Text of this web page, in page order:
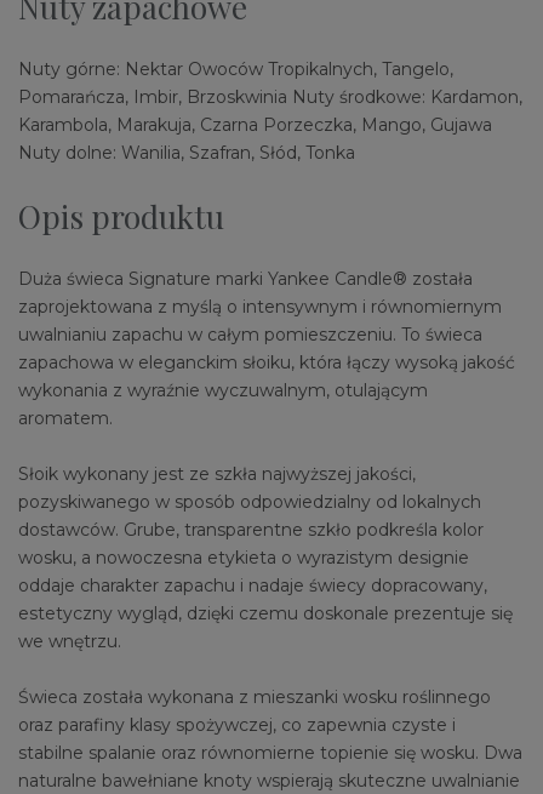
Nuty górne: Nektar Owoców Tropikalnych, Tangelo,
Pomarańcza, Imbir, Brzoskwinia Nuty środkowe: Kardamon,
Karambola, Marakuja, Czarna Porzeczka, Mango, Gujawa
Nuty dolne: Wanilia, Szafran, Słód, Tonka
Opis produktu
Duża świeca Signature marki Yankee Candle® została
zaprojektowana z myślą o intensywnym i równomiernym
uwalnianiu zapachu w całym pomieszczeniu. To świeca
zapachowa w eleganckim słoiku, która łączy wysoką jakość
wykonania z wyraźnie wyczuwalnym, otulającym
aromatem.
Słoik wykonany jest ze szkła najwyższej jakości,
pozyskiwanego w sposób odpowiedzialny od lokalnych
dostawców. Grube, transparentne szkło podkreśla kolor
wosku, a nowoczesna etykieta o wyrazistym designie
oddaje charakter zapachu i nadaje świecy dopracowany,
estetyczny wygląd, dzięki czemu doskonale prezentuje się
we wnętrzu.
Świeca została wykonana z mieszanki wosku roślinnego
oraz parafiny klasy spożywczej, co zapewnia czyste i
stabilne spalanie oraz równomierne topienie się wosku. Dwa
naturalne bawełniane knoty wspierają skuteczne uwalnianie